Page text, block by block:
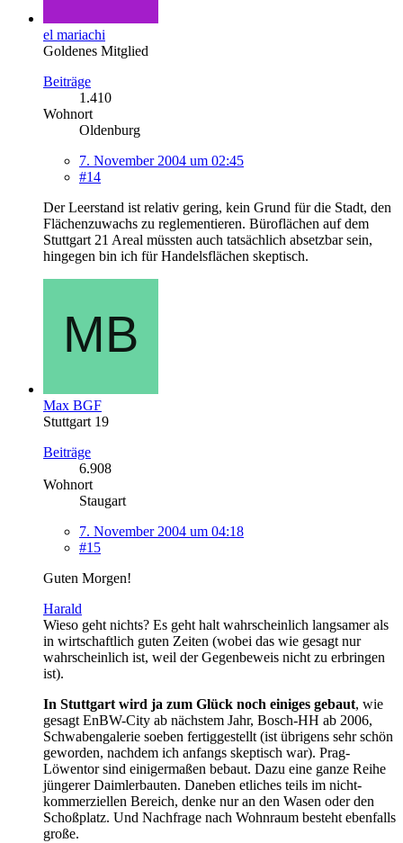
el mariachi
Goldenes Mitglied
Beiträge
1.410
Wohnort
Oldenburg
7. November 2004 um 02:45
#14
Der Leerstand ist relativ gering, kein Grund für die Stadt, den
Flächenzuwachs zu reglementieren. Büroflächen auf dem
Stuttgart 21 Areal müssten auch tatsächlich absetzbar sein,
hingegen bin ich für Handelsflächen skeptisch.
Max BGF
Stuttgart 19
Beiträge
6.908
Wohnort
Staugart
7. November 2004 um 04:18
#15
Guten Morgen!
Harald
Wieso geht nichts? Es geht halt wahrscheinlich langsamer als
in wirtschaftlich guten Zeiten (wobei das wie gesagt nur
wahrscheinlich ist, weil der Gegenbeweis nicht zu erbringen
ist).
In Stuttgart wird ja zum Glück noch einiges gebaut, wie
gesagt EnBW-City ab nächstem Jahr, Bosch-HH ab 2006,
Schwabengalerie soeben fertiggestellt (ist übrigens sehr schön
geworden, nachdem ich anfangs skeptisch war). Prag-
Löwentor sind einigermaßen bebaut. Dazu eine ganze Reihe
jüngerer Daimlerbauten. Daneben etliches teils im nicht-
kommerziellen Bereich, denke nur an den Wasen oder den
Schoßplatz. Und Nachfrage nach Wohnraum besteht ebenfalls
große.